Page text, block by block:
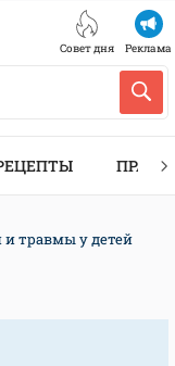
Совет дня Реклама
и травмы у детей